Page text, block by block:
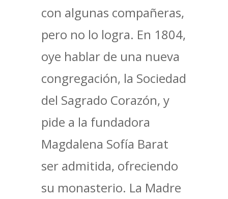
con algunas compañeras,
pero no lo logra. En 1804,
oye hablar de una nueva
congregación, la Sociedad
del Sagrado Corazón, y
pide a la fundadora
Magdalena Sofía Barat
ser admitida, ofreciendo
su monasterio. La Madre